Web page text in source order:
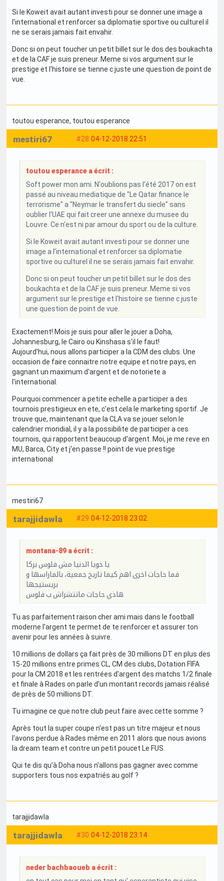
Si le Koweit avait autant investi pour se donner une image a
l'international et renforcer sa diplomatie sportive ou culturel il
ne se serais jamais fait envahir.
Donc si on peut toucher un petit billet sur le dos des boukachta
et de la CAF je suis preneur. Meme si vos argument sur le
prestige et l'histoire se tienne c juste une question de point de
vue.
toutou esperance, toutou esperance
#28 04-12-2018 22:51
mestiri67
toutou esperance a écrit :
Soft power mon ami. N'oublions pas l'été 2017 on est
passé au niveau mediatique de "Le Qatar finance le
terrorisme" a "Neymar le transfert du siecle" sans
oublier l'UAE qui fait creer une annexe du musee du
Louvre. Ce n'est ni par amour du sport ou de la culture.
Si le Koweit avait autant investi pour se donner une
image a l'international et renforcer sa diplomatie
sportive ou culturel il ne se serais jamais fait envahir.
Donc si on peut toucher un petit billet sur le dos des
boukachta et de la CAF je suis preneur. Meme si vos
argument sur le prestige et l'histoire se tienne c juste
une question de point de vue.
Exactement! Mois je suis pour aller le jouer a Doha,
Johannesburg, le Cairo ou Kinshasa s'il le faut!
Aujourd'hui, nous allons participer a la CDM des clubs. Une
occasion de faire connaitre notre equipe et notre pays, en
gagnant un maximum d'argent et de notoriete a
l'international.
Pourquoi commencer a petite echelle a participer a des
tournois prestigieux en ete, c'est cela le marketing sportif. Je
trouve que, maintenant que la CLA va se jouer selon le
calendrier mondial, il y a la possibilite de participer a ces
tournois, qui rapportent beaucoup d'argent. Moi, je me reve en
MU, Barca, City et j'en passe !! point de vue prestige
international
mestiri67
#29 04-12-2018 23:02
tarajjidawla
montana-89 a écrit :
يا خويا الدنيا مش فلوس بركا
فما حاجات اخرى اهم كيما تاريخ جمعية، بالماراسها و
بريستيجها
هاذي حاجات ماتتشراش ب فلوس
Tu as parfaitement raison cher ami mais dans le football
moderne l'argent te permet de te renforcer et assurer ton
avenir pour les années à suivre.
10 millions de dollars ça fait près de 30 millions DT en plus des
15-20 millions entre primes CL, CM des clubs, Dotation FIFA
pour la CM 2018 et les rentrées d'argent des matchs 1/2 finale
et finale à Rades on parle d'un montant records jamais réalisé
de près de 50 millions DT.
Tu imagine ce que notre club peut faire avec cette somme ?
Après tout la super coupe n'est pas un titre majeur et nous
l'avons perdue à Rades même en 2011 alors que nous avions
la dream team et contre un petit poucet Le FUS.
Qui te dis qu'à Doha nous n'allons pas gagner avec comme
supporters tous nos expatriés au golf ?
tarajjidawla
#30 04-12-2018 23:14
tarajjidawla
neder bachbaoueb a écrit :